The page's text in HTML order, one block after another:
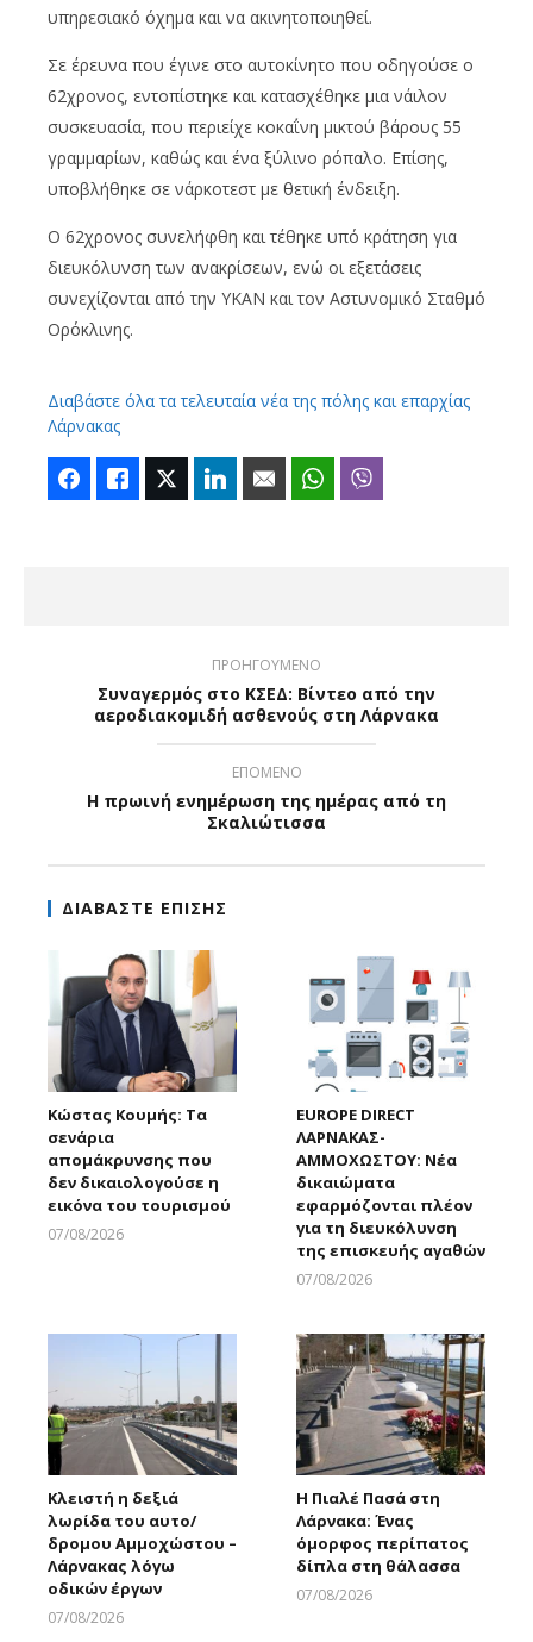
υπηρεσιακό όχημα και να ακινητοποιηθεί.
Σε έρευνα που έγινε στο αυτοκίνητο που οδηγούσε ο
62χρονος, εντοπίστηκε και κατασχέθηκε μια νάιλον
συσκευασία, που περιείχε κοκαΐνη μικτού βάρους 55
γραμμαρίων, καθώς και ένα ξύλινο ρόπαλο. Επίσης,
υποβλήθηκε σε νάρκοτεστ με θετική ένδειξη.
Ο 62χρονος συνελήφθη και τέθηκε υπό κράτηση για
διευκόλυνση των ανακρίσεων, ενώ οι εξετάσεις
συνεχίζονται από την ΥΚΑΝ και τον Αστυνομικό Σταθμό
Ορόκλινης.
Διαβάστε όλα τα τελευταία νέα της πόλης και επαρχίας
Λάρνακας
FacebookLike Twitter LinkedIn Email WhatsApp
ΠΡΟΗΓΟΥΜΕΝΟ
Συναγερμός στο ΚΣΕΔ: Βίντεο από την
αεροδιακομιδή ασθενούς στη Λάρνακα
ΕΠΟΜΕΝΟ
Η πρωινή ενημέρωση της ημέρας από τη
Σκαλιώτισσα
ΔΙΑΒΑΣΤΕ ΕΠΙΣΗΣ
Κώστας Κουμής: Τα
σενάρια
απομάκρυνσης που
δεν δικαιολογούσε η
εικόνα του τουρισμού
07/08/2026
EUROPE DIRECT
ΛΑΡΝΑΚΑΣ-
ΑΜΜΟΧΩΣΤΟΥ: Νέα
δικαιώματα
εφαρμόζονται πλέον
για τη διευκόλυνση
της επισκευής αγαθών
07/08/2026
Κλειστή η δεξιά
λωρίδα του αυτο/
δρομου Αμμοχώστου –
Λάρνακας λόγω
οδικών έργων
07/08/2026
Η Πιαλέ Πασά στη
Λάρνακα: Ένας
όμορφος περίπατος
δίπλα στη θάλασσα
07/08/2026